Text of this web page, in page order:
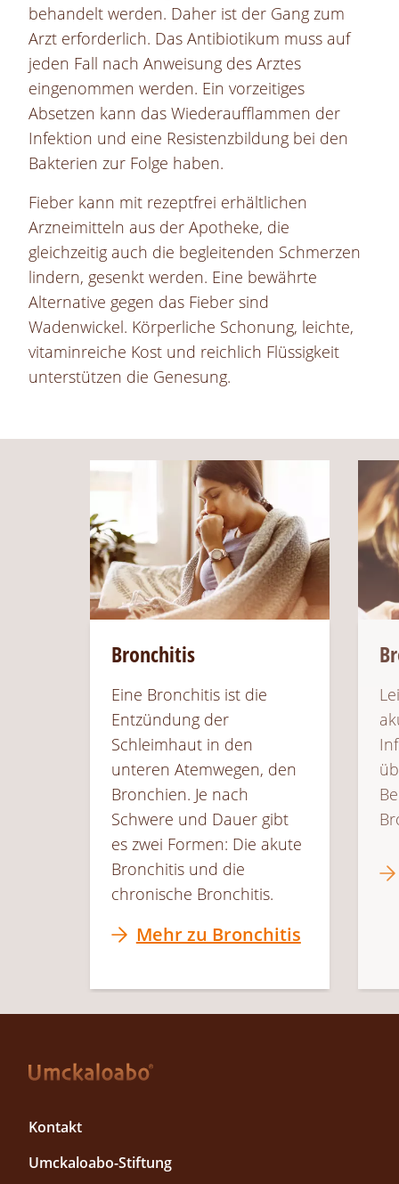
behandelt werden. Daher ist der Gang zum
Arzt erforderlich. Das Antibiotikum muss auf
jeden Fall nach Anweisung des Arztes
eingenommen werden. Ein vorzeitiges
Absetzen kann das Wiederaufflammen der
Infektion und eine Resistenzbildung bei den
Bakterien zur Folge haben.
Fieber kann mit rezeptfrei erhältlichen
Arzneimitteln aus der Apotheke, die
gleichzeitig auch die begleitenden Schmerzen
lindern, gesenkt werden. Eine bewährte
Alternative gegen das Fieber sind
Wadenwickel. Körperliche Schonung, leichte,
vitaminreiche Kost und reichlich Flüssigkeit
unterstützen die Genesung.
Eine Bronchitis ist die
Entzündung der
Schleimhaut in den
unteren Atemwegen, den
Bronchien. Je nach
Schwere und Dauer gibt
es zwei Formen: Die akute
Bronchitis und die
chronische Bronchitis.
Mehr zu Bronchitis
Bronchitis
F
o
Kontakt
Umckaloabo-Stiftung